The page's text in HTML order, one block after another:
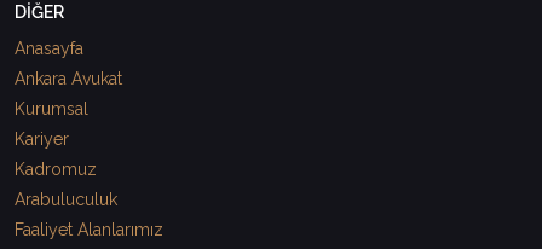
DİĞER
Anasayfa
Ankara Avukat
Kurumsal
Kariyer
Kadromuz
Arabuluculuk
Faaliyet Alanlarımız